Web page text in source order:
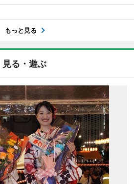
もっと見る
見る・遊ぶ